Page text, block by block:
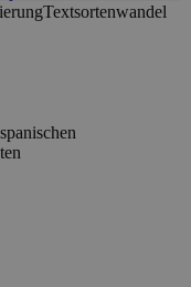
Textsortenwandel